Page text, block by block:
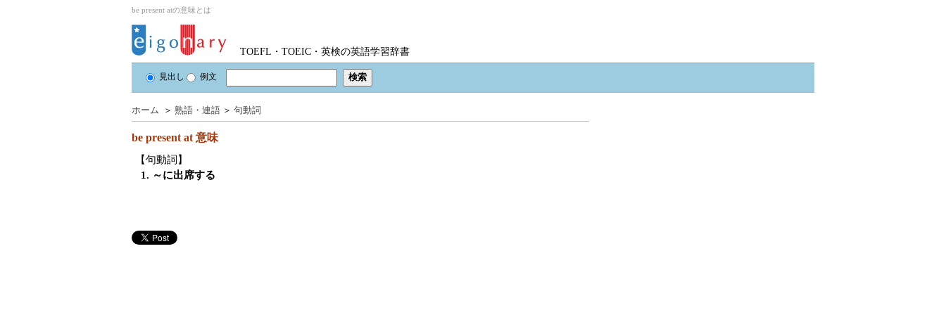
be present atの意味とは
TOEFL・TOEIC・英検の英語学習辞書
見出し 例文
ホーム ＞ 熟語・連語 ＞ 句動詞
be present at 意味
【句動詞】
1. ～に出席する